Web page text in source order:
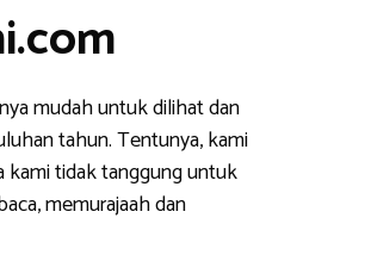
mudah untuk dilihat dan
tahun. Tentunya, kami
kami tidak tanggung untuk
memurajaah dan